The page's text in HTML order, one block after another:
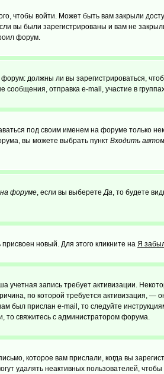
чтобы войти. Может быть вам закрыли
вы были зарегистрированы и вам не
форум.
должны ли вы зарегистрироваться,
отправка e-mail, участие в
под своим именем на форуме только
вы можете выбрать пункт Входить
форуме, если вы выберетеДа, то будете
новый. Для этого кликните на Я
учетная запись требует активизации.
по которой требуется активизация,
был прислан e-mail, то следуйте
то свяжитесь с администратором форума.
которое вам прислали, когда вы
удалять неактивных пользователей,